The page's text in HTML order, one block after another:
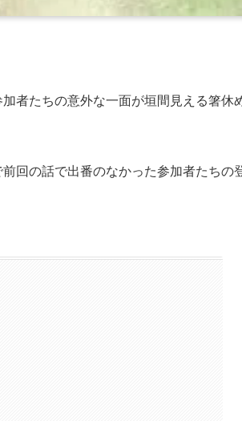
者たちの意外な一面が垣間見える箸休
回の話で出番のなかった参加者たちの